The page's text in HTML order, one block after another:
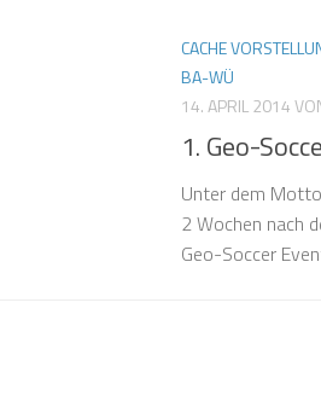
CACHE
BA-WÜ
14. APRIL 2014
1. Geo-
Unter dem
2 Wochen nach
Geo-Soccer